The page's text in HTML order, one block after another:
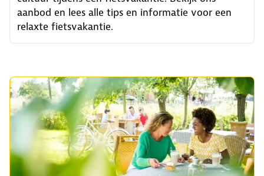
aanbod en lees alle tips en informatie voor een
relaxte fietsvakantie.